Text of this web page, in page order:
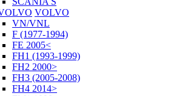
VOLVO
VN/VNL
F (1977-1994)
FE 2005<
FH1 (1993-1999)
FH2 2000>
FH3 (2005-2008)
FH4 2014>